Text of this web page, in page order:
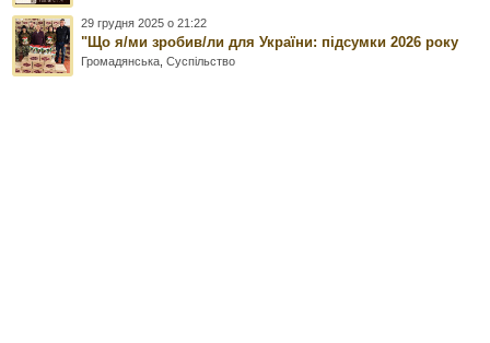
29 грудня 2025 о 21:22
"Що я/ми зробив/ли для України: підсумки 2026 року
Громадянська ,Суспільство